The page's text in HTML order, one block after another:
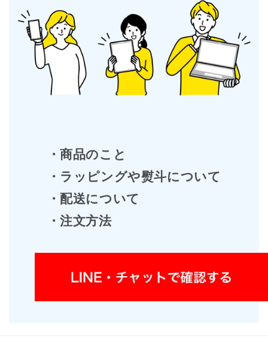
・商品のこと
・ラッピングや熨斗について
・配送について
・注文方法